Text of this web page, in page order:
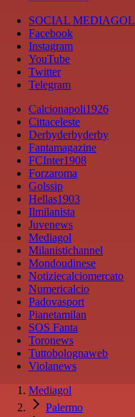
SOCIAL MEDIAGOL
Facebook
Instagram
YouTube
Twitter
Telegram
Calcionapoli1926
Cittaceleste
Derbyderbyderby
Fantamagazine
FCInter1908
Forzaroma
Golssip
Hellas1903
Ilmilanista
Juvenews
Mediagol
Milanistichannel
Mondoudinese
Notiziecalciomercato
Numericalcio
Padovasport
Pianetamilan
SOS Fanta
Toronews
Tuttobolognaweb
Violanews
Mediagol
Palermo